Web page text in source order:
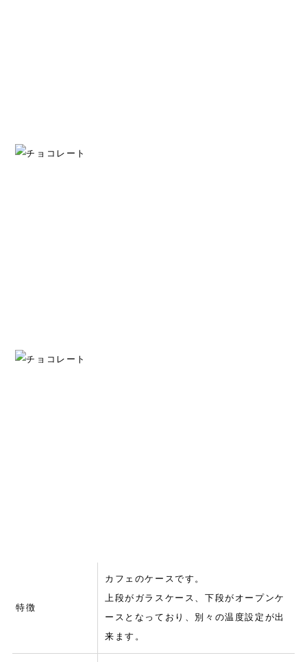
特徴
カフェのケースです。
上段がガラスケース、下段がオープンケ
ースとなっており、別々の温度設定が出
来ます。